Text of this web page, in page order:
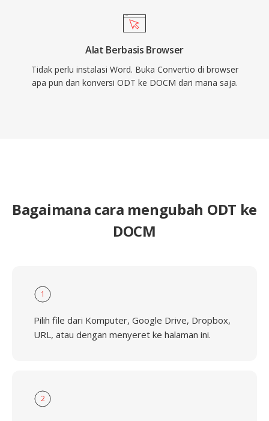
Alat Berbasis Browser
Tidak perlu instalasi Word. Buka Convertio di browser
apa pun dan konversi ODT ke DOCM dari mana saja.
Bagaimana cara mengubah ODT ke
DOCM
1
Pilih file dari Komputer, Google Drive, Dropbox,
URL, atau dengan menyeret ke halaman ini.
2